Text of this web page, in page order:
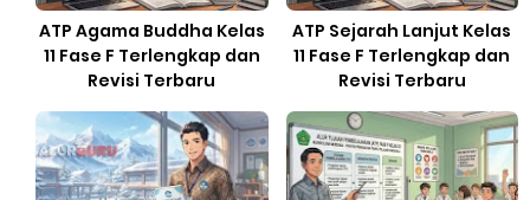
ATP Agama Buddha Kelas
11 Fase F Terlengkap dan
Revisi Terbaru
ATP Sejarah Lanjut Kelas
11 Fase F Terlengkap dan
Revisi Terbaru